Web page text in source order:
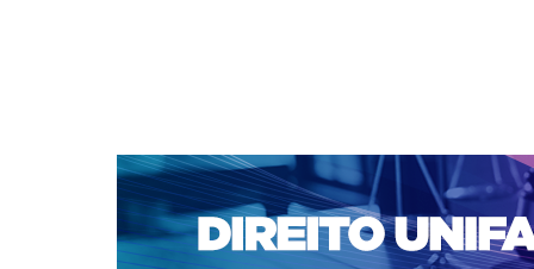
CAPA SOBRE ACESSO CADASTRO
NOTÍCIAS
EDIÇÕES DE Nº 1 A 100 WEBMAIL
Capa>n. 296 (2025) > de Andrade Moreira